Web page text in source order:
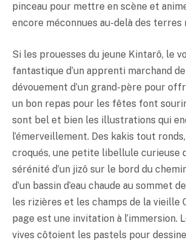
pinceau pour mettre en scène et
encore méconnues au-delà des terres
Si les prouesses du jeune Kintarô, le
fantastique d’un apprenti marchand
dévouement d’un grand-père pour
un bon repas pour les fêtes font
sont bel et bien les illustrations qui
l’émerveillement. Des kakis tout
croqués, une petite libellule curieuse
sérénité d’un jizô sur le bord du
d’un bassin d’eau chaude au sommet
les rizières et les champs de la vieille
page est une invitation à l’immersion.
vives côtoient les pastels pour